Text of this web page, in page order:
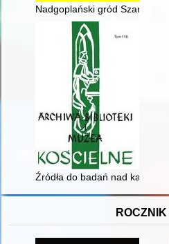
Nadgoplański gród Szarlej i
Źródła do badań nad